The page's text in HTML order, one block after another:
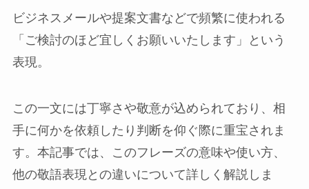
ビジネスメールや提案文書などで頻繁に使われる
「ご検討のほど宜しくお願いいたします」という
表現。
この一文には丁寧さや敬意が込められており、相
手に何かを依頼したり判断を仰ぐ際に重宝されま
す。本記事では、このフレーズの意味や使い方、
他の敬語表現との違いについて詳しく解説しま